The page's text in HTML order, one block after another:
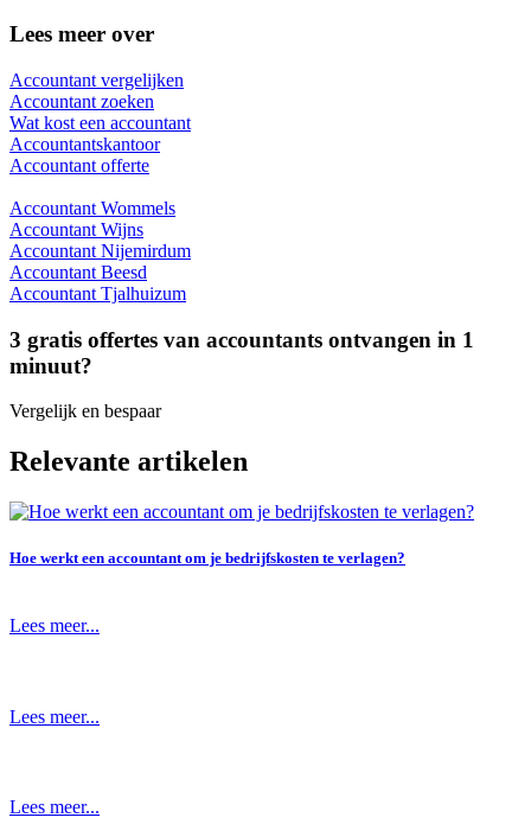
Lees meer over
Accountant vergelijken
Accountant zoeken
Wat kost een accountant
Accountantskantoor
Accountant offerte
Accountant Wommels
Accountant Wijns
Accountant Nijemirdum
Accountant Beesd
Accountant Tjalhuizum
3 gratis offertes van accountants ontvangen in 1
minuut?
Vergelijk en bespaar
Relevante artikelen
Hoe werkt een accountant om je bedrijfskosten te verlagen?
Lees meer...
Lees meer...
Lees meer...